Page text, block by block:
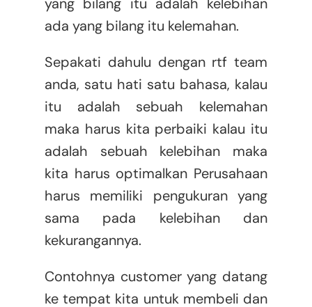
ada yang bilang itu kelemahan.
Sepakati dahulu dengan rtf team
anda, satu hati satu bahasa, kalau
itu adalah sebuah kelemahan
maka harus kita perbaiki kalau itu
adalah sebuah kelebihan maka
kita harus optimalkan Perusahaan
harus memiliki pengukuran yang
sama pada kelebihan dan
kekurangannya.
Contohnya customer yang datang
ke tempat kita untuk membeli dan